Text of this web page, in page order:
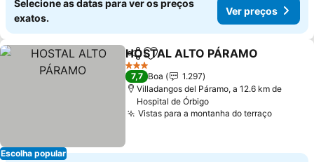
Selecione as datas para ver os preços
exatos.
Ver preços
Escolha popular
PartilharAdicionar aos favoritos
HOSTAL ALTO PÁRAMO
3 Estrelas
7,7 Boa
1.297
Villadangos del Páramo, a 12.6 km de
Hospital de Órbigo
Vistas para a montanha do terraçoVer